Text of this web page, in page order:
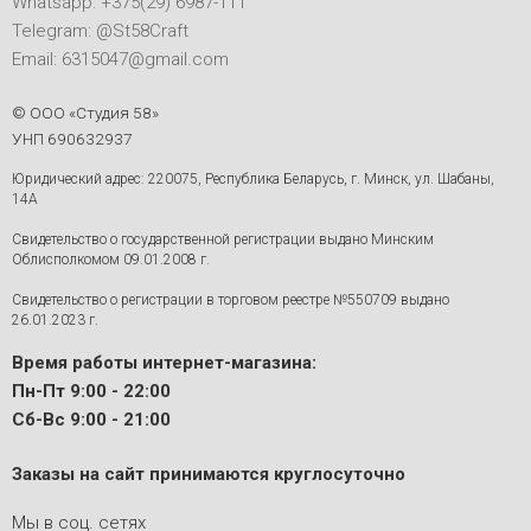
Telegram: @St58Craft
Email: 6315047@gmail.com
© ООО «Студия 58»
УНП 690632937
Юридический адрес: 220075, Республика Беларусь, г. Минск, ул. Шабаны,
14А
Свидетельство о государственной регистрации выдано Минским
Облисполкомом 09.01.2008 г.
Свидетельство о регистрации в торговом реестре №550709 выдано
26.01.2023 г.
Время работы интернет-магазина:
Пн-Пт 9:00 - 22:00
Сб-Вс 9:00 - 21:00
Заказы на сайт принимаются круглосуточно
Мы в соц. сетях